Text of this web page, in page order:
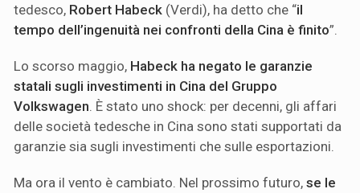
tedesco, Robert Habeck (Verdi), ha detto che “il
tempo dell’ingenuità nei confronti della Cina è finito”.
Lo scorso maggio, Habeck ha negato le garanzie
statali sugli investimenti in Cina del Gruppo
Volkswagen . È stato uno shock: per decenni, gli affari
delle società tedesche in Cina sono stati supportati da
garanzie sia sugli investimenti che sulle esportazioni.
Ma ora il vento è cambiato. Nel prossimo futuro, se le